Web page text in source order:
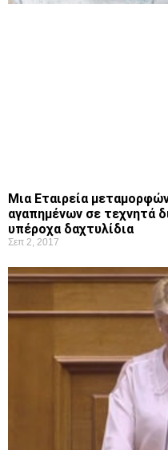
Μια Εταιρεία
αγαπημένων σε τεχνητά
υπέροχα δαχτυλίδια
Σεπ 2, 2017